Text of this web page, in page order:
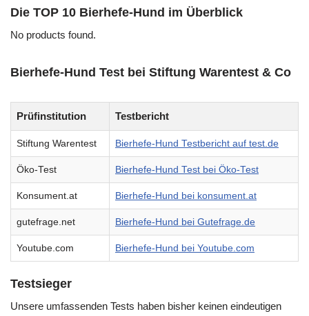
Die TOP 10 Bierhefe-Hund im Überblick
No products found.
Bierhefe-Hund Test bei Stiftung Warentest & Co
Prüfinstitution Testbericht
Stiftung Warentest Bierhefe-Hund Testbericht auf test.de
Öko-Test Bierhefe-Hund Test bei Öko-Test
Konsument.at Bierhefe-Hund bei konsument.at
gutefrage.net Bierhefe-Hund bei Gutefrage.de
Youtube.com Bierhefe-Hund bei Youtube.com
Testsieger
Unsere umfassenden Tests haben bisher keinen eindeutigen